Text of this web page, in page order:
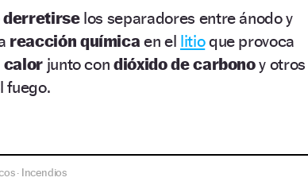
los separadores entre ánodo y
reacción químicaen el litioque provoca
calor junto condióxido de carbonoy otros
fuego.
· Incendios